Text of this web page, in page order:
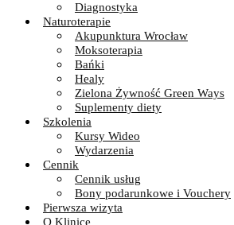
Diagnostyka
Naturoterapie
Akupunktura Wrocław
Moksoterapia
Bańki
Healy
Zielona Żywność Green Ways
Suplementy diety
Szkolenia
Kursy Wideo
Wydarzenia
Cennik
Cennik usług
Bony podarunkowe i Vouchery
Pierwsza wizyta
O Klinice